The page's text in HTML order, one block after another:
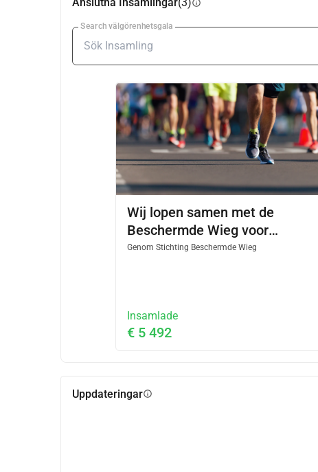
info
Search välgörenhetsgala
Wij lopen samen met de
Beschermde Wieg voor
kwetsbare zwangeren en baby's.
Genom Stichting Beschermde Wieg
Insamlade
€ 5 492
Uppdateringarinfo